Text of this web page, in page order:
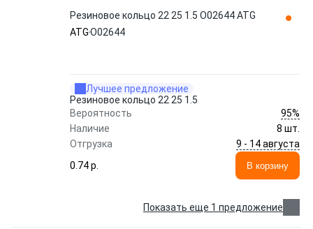
Резиновое кольцо 22 25 1.5 O02644 ATG
ATGO02644
Лучшее предложение
Резиновое кольцо 22 25 1.5
Вероятность
95%
Наличие
8 шт.
Отгрузка
9 - 14 августа
0.74 p.
В корзину
Показать еще 1 предложение